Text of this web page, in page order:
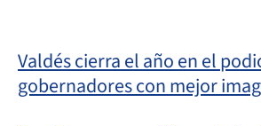
Valdés cierra el año en el
gobernadores con mejor